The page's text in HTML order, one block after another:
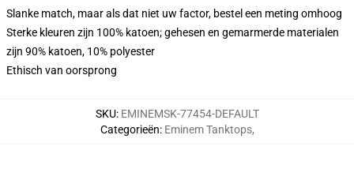
Slanke match, maar als dat niet uw factor, bestel een meting omhoog
Sterke kleuren zijn 100% katoen; gehesen en gemarmerde materialen
zijn 90% katoen, 10% polyester
Ethisch van oorsprong
SKU: EMINEMSK-77454-DEFAULT
Categorieën: Eminem Tanktops,